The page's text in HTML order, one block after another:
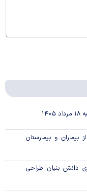
و بیمارستان
دانش بنیان طراحی